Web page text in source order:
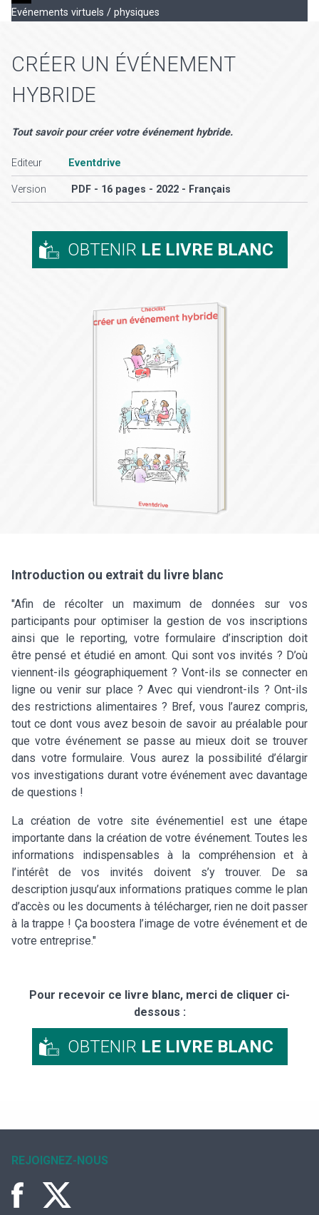
Evénements virtuels / physiques
CRÉER UN ÉVÉNEMENT
HYBRIDE
Tout savoir pour créer votre événement hybride.
Editeur Eventdrive
Version PDF - 16 pages - 2022 - Français
OBTENIR LE LIVRE BLANC
Introduction ou extrait du livre blanc
"Afin de récolter un maximum de données sur vos
participants pour optimiser la gestion de vos inscriptions
ainsi que le reporting, votre formulaire d’inscription doit
être pensé et étudié en amont. Qui sont vos invités ? D’où
viennent-ils géographiquement ? Vont-ils se connecter en
ligne ou venir sur place ? Avec qui viendront-ils ? Ont-ils
des restrictions alimentaires ? Bref, vous l’aurez compris,
tout ce dont vous avez besoin de savoir au préalable pour
que votre événement se passe au mieux doit se trouver
dans votre formulaire. Vous aurez la possibilité d’élargir
vos investigations durant votre événement avec davantage
de questions !
La création de votre site événementiel est une étape
importante dans la création de votre événement. Toutes les
informations indispensables à la compréhension et à
l’intérêt de vos invités doivent s’y trouver. De sa
description jusqu’aux informations pratiques comme le plan
d’accès ou les documents à télécharger, rien ne doit passer
à la trappe ! Ça boostera l’image de votre événement et de
votre entreprise."
Pour recevoir ce livre blanc, merci de cliquer ci-
dessous :
OBTENIR LE LIVRE BLANC
REJOIGNEZ-NOUS